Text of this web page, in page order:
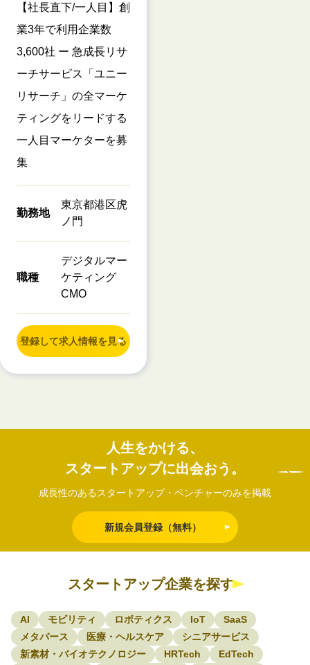
【社長直下/一人目】創
業3年で利用企業数
3,600社 ー 急成長リサ
ーチサービス「ユニー
リサーチ」の全マーケ
ティングをリードする
一人目マーケターを募
集
勤務地
東京都港区虎
ノ門
職種
デジタルマー
ケティング
CMO
登録して求人情報を見る
人生をかける、
スタートアップに出会おう。
成長性のあるスタートアップ・ベンチャーのみを掲載
新規会員登録（無料）
スタートアップ企業を探す
AI モビリティ ロボティクス IoT
SaaS
メタバース
医療・ヘルスケア
シニアサービス
新素材・バイオテクノロジー
HRTech
EdTech